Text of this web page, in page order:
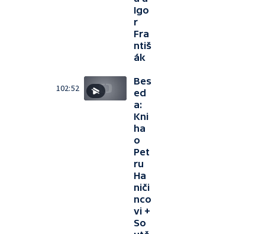
Igo
r
Fra
ntiš
ák
102:52
Bes
ed
a:
Kni
ha
o
Pet
ru
Ha
niči
nco
vi +
So